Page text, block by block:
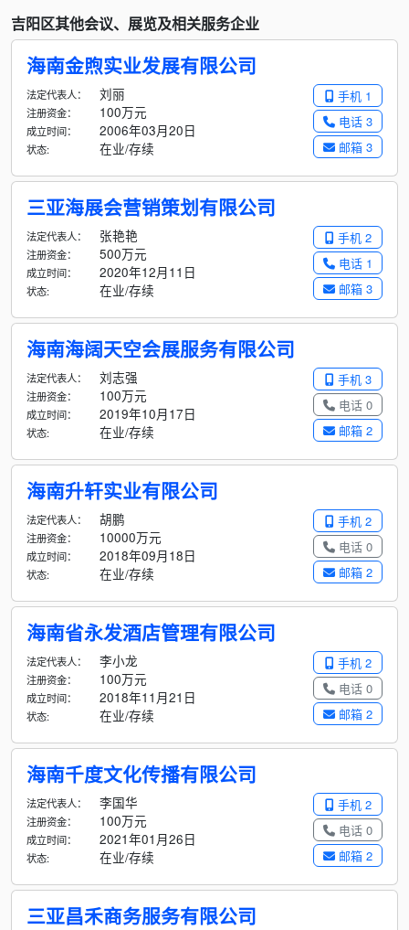
吉阳区其他会议、展览及相关服务企业
海南金煦实业发展有限公司
手机 1
电话 3
邮箱 3
法定代表人： 刘丽
注册资金： 100万元
成立时间： 2006年03月20日
状态: 在业/存续
三亚海展会营销策划有限公司
手机 2
电话 1
邮箱 3
法定代表人： 张艳艳
注册资金： 500万元
成立时间： 2020年12月11日
状态: 在业/存续
海南海阔天空会展服务有限公司
手机 3
电话 0
邮箱 2
法定代表人： 刘志强
注册资金： 100万元
成立时间： 2019年10月17日
状态: 在业/存续
海南升轩实业有限公司
手机 2
电话 0
邮箱 2
法定代表人： 胡鹏
注册资金： 10000万元
成立时间： 2018年09月18日
状态: 在业/存续
海南省永发酒店管理有限公司
手机 2
电话 0
邮箱 2
法定代表人： 李小龙
注册资金： 100万元
成立时间： 2018年11月21日
状态: 在业/存续
海南千度文化传播有限公司
手机 2
电话 0
邮箱 2
法定代表人： 李国华
注册资金： 100万元
成立时间： 2021年01月26日
状态: 在业/存续
三亚昌禾商务服务有限公司